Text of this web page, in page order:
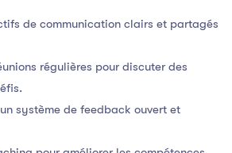
de communication clairs et partagés
régulières pour discuter des
système de feedback ouvert et